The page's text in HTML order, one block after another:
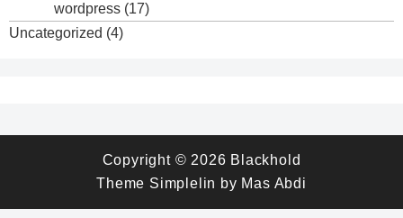
wordpress (17)
Uncategorized (4)
Copyright © 2026 Blackhold
Theme Simplelin by Mas Abdi